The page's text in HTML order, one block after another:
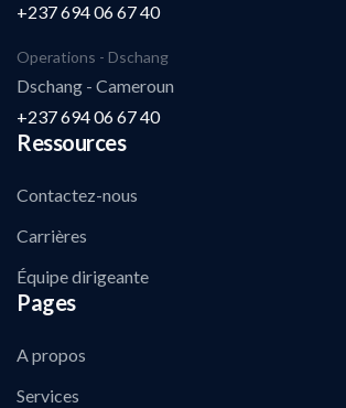
+237 694 06 67 40
Operations - Dschang
Dschang - Cameroun
+237 694 06 67 40
Ressources
Contactez-nous
Carrières
Équipe dirigeante
Pages
A propos
Services